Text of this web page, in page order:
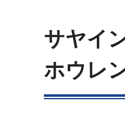
サヤイ
ホウレ